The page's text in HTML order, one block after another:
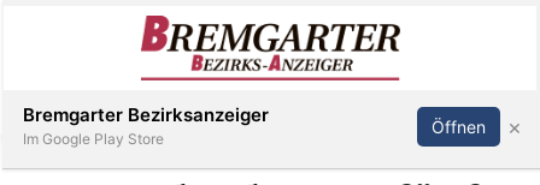
Inserieren Abonnieren Anmelden
Bremgarter Bezirksanzeiger
Im Google Play Store
Öffnen ×